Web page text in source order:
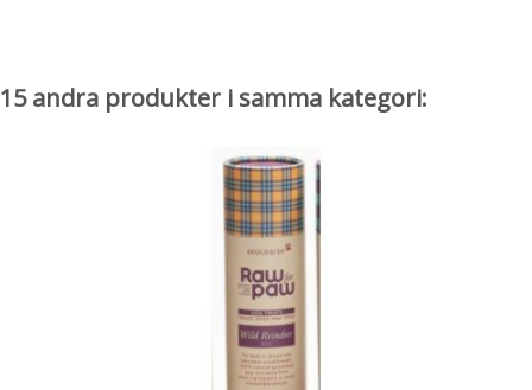
15 andra produkter i samma kategori: